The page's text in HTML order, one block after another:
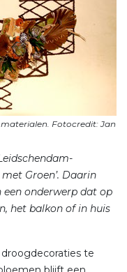
Fotocredit: Jan
Groen’. Daarin
onderwerp dat op
het balkon of in huis
te